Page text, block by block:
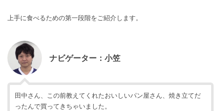
上手に食べるための第一段階をご紹介します。
ナビゲーター：小笠
田中さん、この前教えてくれたおいしいパン屋さん、焼き立てだ
ったんで買ってきちゃいました。